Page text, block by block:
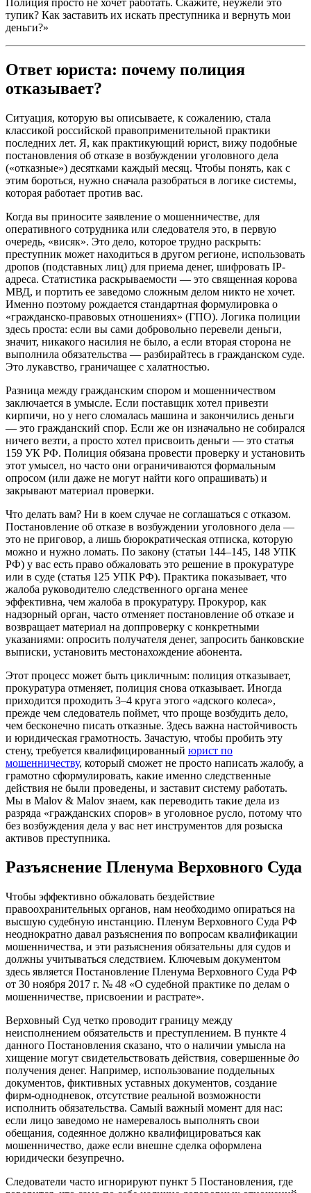
тупик? Как заставить их искать преступника и вернуть мои
деньги?»
Ответ юриста: почему полиция
отказывает?
Ситуация, которую вы описываете, к сожалению, стала
классикой российской правоприменительной практики
последних лет. Я, как практикующий юрист, вижу подобные
постановления об отказе в возбуждении уголовного дела
(«отказные») десятками каждый месяц. Чтобы понять, как с
этим бороться, нужно сначала разобраться в логике системы,
которая работает против вас.
Когда вы приносите заявление о мошенничестве, для
оперативного сотрудника или следователя это, в первую
очередь, «висяк». Это дело, которое трудно раскрыть:
преступник может находиться в другом регионе, использовать
дропов (подставных лиц) для приема денег, шифровать IP-
адреса. Статистика раскрываемости — это священная корова
МВД, и портить ее заведомо сложным делом никто не хочет.
Именно поэтому рождается стандартная формулировка о
«гражданско-правовых отношениях» (ГПО). Логика полиции
здесь проста: если вы сами добровольно перевели деньги,
значит, никакого насилия не было, а если вторая сторона не
выполнила обязательства — разбирайтесь в гражданском суде.
Это лукавство, граничащее с халатностью.
Разница между гражданским спором и мошенничеством
заключается в умысле. Если поставщик хотел привезти
кирпичи, но у него сломалась машина и закончились деньги
— это гражданский спор. Если же он изначально не собирался
ничего везти, а просто хотел присвоить деньги — это статья
159 УК РФ. Полиция обязана провести проверку и установить
этот умысел, но часто они ограничиваются формальным
опросом (или даже не могут найти кого опрашивать) и
закрывают материал проверки.
Что делать вам? Ни в коем случае не соглашаться с отказом.
Постановление об отказе в возбуждении уголовного дела —
это не приговор, а лишь бюрократическая отписка, которую
можно и нужно ломать. По закону (статьи 144–145, 148 УПК
РФ) у вас есть право обжаловать это решение в прокуратуре
или в суде (статья 125 УПК РФ). Практика показывает, что
жалоба руководителю следственного органа менее
эффективна, чем жалоба в прокуратуру. Прокурор, как
надзорный орган, часто отменяет постановление об отказе и
возвращает материал на доппроверку с конкретными
указаниями: опросить получателя денег, запросить банковские
выписки, установить местонахождение абонента.
Этот процесс может быть цикличным: полиция отказывает,
прокуратура отменяет, полиция снова отказывает. Иногда
приходится проходить 3–4 круга этого «адского колеса»,
прежде чем следователь поймет, что проще возбудить дело,
чем бесконечно писать отказные. Здесь важна настойчивость
и юридическая грамотность. Зачастую, чтобы пробить эту
стену, требуется квалифицированный юрист по
мошенничеству, который сможет не просто написать жалобу, а
грамотно сформулировать, какие именно следственные
действия не были проведены, и заставит систему работать.
Мы в Malov & Malov знаем, как переводить такие дела из
разряда «гражданских споров» в уголовное русло, потому что
без возбуждения дела у вас нет инструментов для розыска
активов преступника.
Разъяснение Пленума Верховного Суда
Чтобы эффективно обжаловать бездействие
правоохранительных органов, нам необходимо опираться на
высшую судебную инстанцию. Пленум Верховного Суда РФ
неоднократно давал разъяснения по вопросам квалификации
мошенничества, и эти разъяснения обязательны для судов и
должны учитываться следствием. Ключевым документом
здесь является Постановление Пленума Верховного Суда РФ
от 30 ноября 2017 г. № 48 «О судебной практике по делам о
мошенничестве, присвоении и растрате».
Верховный Суд четко проводит границу между
неисполнением обязательств и преступлением. В пункте 4
данного Постановления сказано, что о наличии умысла на
хищение могут свидетельствовать действия, совершенные до
получения денег. Например, использование поддельных
документов, фиктивных уставных документов, создание
фирм-однодневок, отсутствие реальной возможности
исполнить обязательства. Самый важный момент для нас:
если лицо заведомо не намеревалось выполнять свои
обещания, содеянное должно квалифицироваться как
мошенничество, даже если внешне сделка оформлена
юридически безупречно.
Следователи часто игнорируют пункт 5 Постановления, где